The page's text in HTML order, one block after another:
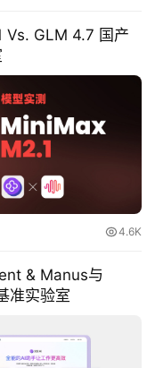
Vs. GLM 4.7 国产
4.6K
& Manus与
准实验室